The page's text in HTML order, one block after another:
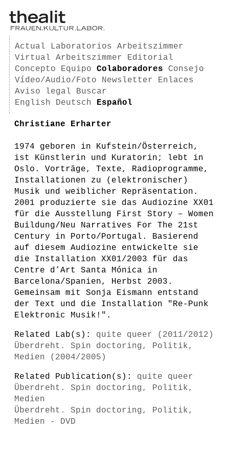
Actual Laboratorios
Arbeitszimmer
Virtual Arbeitszimmer
Editorial
Concepto
Equipo Colaboradores
Consejo
Vídeo/Audio/Foto
Newsletter
Enlaces
Aviso legal
Buscar
English
Deutsch Español
Christiane Erharter
1974 geboren in Kufstein/Österreich,
ist Künstlerin und Kuratorin; lebt in
Oslo. Vorträge, Texte, Radioprogramme,
Installationen zu (elektronischer)
Musik und weiblicher Repräsentation.
2001 produzierte sie das Audiozine XX01
für die Ausstellung First Story – Women
Buildung/Neu Narratives For The 21st
Century in Porto/Portugal. Basierend
auf diesem Audiozine entwickelte sie
die Installation XX01/2003 für das
Centre d’Art Santa Mónica in
Barcelona/Spanien, Herbst 2003.
Gemeinsam mit Sonja Eismann entstand
der Text und die Installation "Re-Punk
Elektronic Musik!".
Related Lab(s): quite queer (2011/2012)
Überdreht. Spin doctoring, Politik,
Medien (2004/2005)
Related Publication(s): quite queer
Überdreht. Spin doctoring, Politik,
Medien
Überdreht. Spin doctoring, Politik,
Medien - DVD